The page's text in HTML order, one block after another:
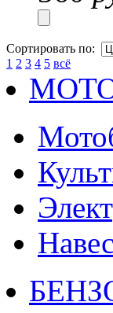
Сортировать по:
1 2 3 4 5 всё